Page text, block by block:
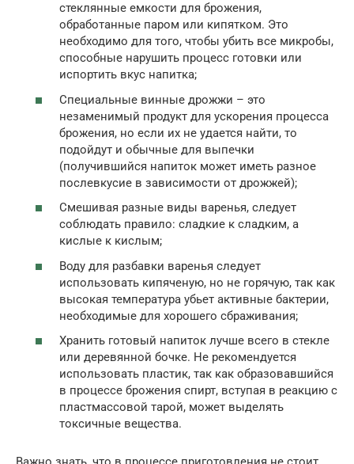
стеклянные емкости для брожения,
обработанные паром или кипятком. Это
необходимо для того, чтобы убить все микробы,
способные нарушить процесс готовки или
испортить вкус напитка;
Специальные винные дрожжи – это
незаменимый продукт для ускорения процесса
брожения, но если их не удается найти, то
подойдут и обычные для выпечки
(получившийся напиток может иметь разное
послевкусие в зависимости от дрожжей);
Смешивая разные виды варенья, следует
соблюдать правило: сладкие к сладким, а
кислые к кислым;
Воду для разбавки варенья следует
использовать кипяченую, но не горячую, так как
высокая температура убьет активные бактерии,
необходимые для хорошего сбраживания;
Хранить готовый напиток лучше всего в стекле
или деревянной бочке. Не рекомендуется
использовать пластик, так как образовавшийся
в процессе брожения спирт, вступая в реакцию с
пластмассовой тарой, может выделять
токсичные вещества.